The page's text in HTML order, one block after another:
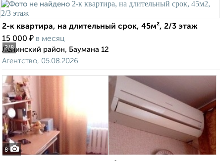
2/8
2-к квартира, на длительный срок, 45м², 2/3 этаж
15 000 ₽ в месяц
Ленинский район, Баумана 12
Агентство, 05.08.2026
8